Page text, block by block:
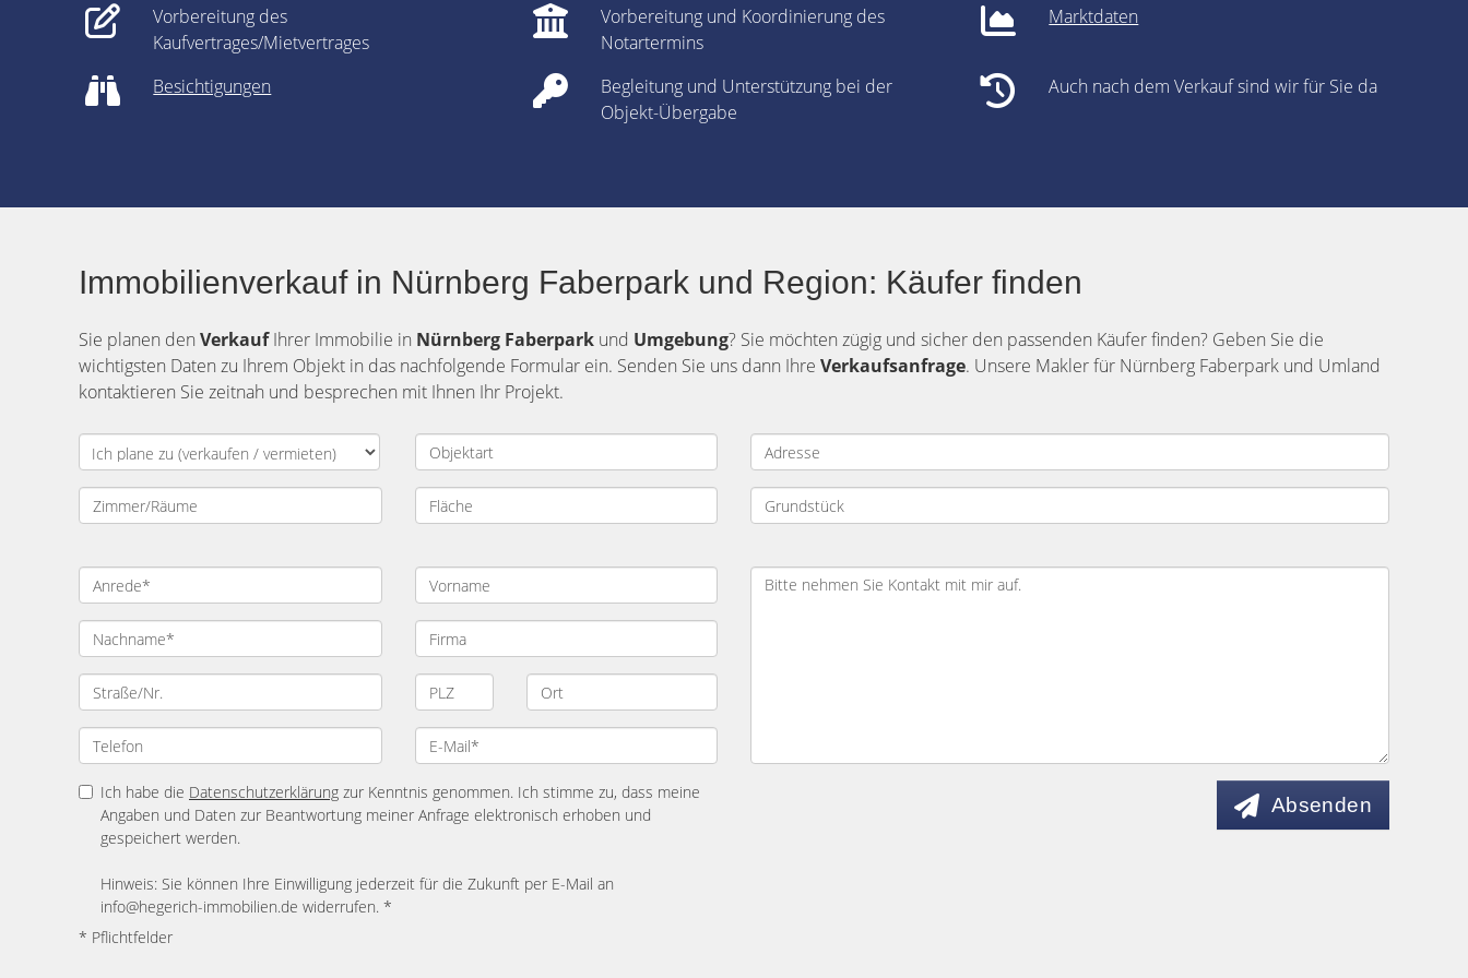
Vorbereitung des
Kaufvertrages/Mietvertrages
Vorbereitung und Koordinierung des
Notartermins
Marktdaten
Besichtigungen
Begleitung und Unterstützung bei der
Objekt-Übergabe
Auch nach dem Verkauf sind wir für Sie da
Immobilienverkauf in Nürnberg Faberpark und Region: Käufer finden
Sie planen den VerkaufIhrer Immobilie in Nürnberg Faberpark und Umgebung? Sie möchten zügig und sicher den passenden Käufer finden? Geben Sie die
wichtigsten Daten zu Ihrem Objekt in das nachfolgende Formular ein. Senden Sie uns dann Ihre Verkaufsanfrage. Unsere Makler für Nürnberg Faberpark und Umland
kontaktieren Sie zeitnah und besprechen mit Ihnen Ihr Projekt.
Ich habe die Datenschutzerklärung zur Kenntnis genommen. Ich stimme zu, dass meine
Angaben und Daten zur Beantwortung meiner Anfrage elektronisch erhoben und
gespeichert werden.
Hinweis: Sie können Ihre Einwilligung jederzeit für die Zukunft per E-Mail an
info@hegerich-immobilien.de widerrufen. *
* Pflichtfelder
Absenden